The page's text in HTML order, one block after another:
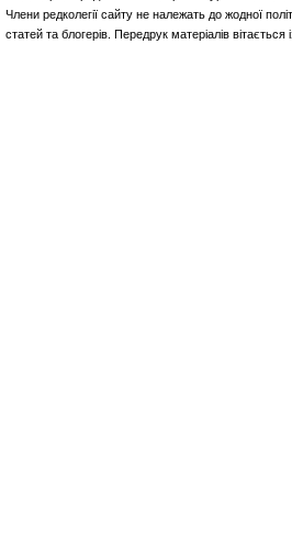
Члени редколегії сайту не належать до жодної
статей та блогерів. Передрук матеріалів